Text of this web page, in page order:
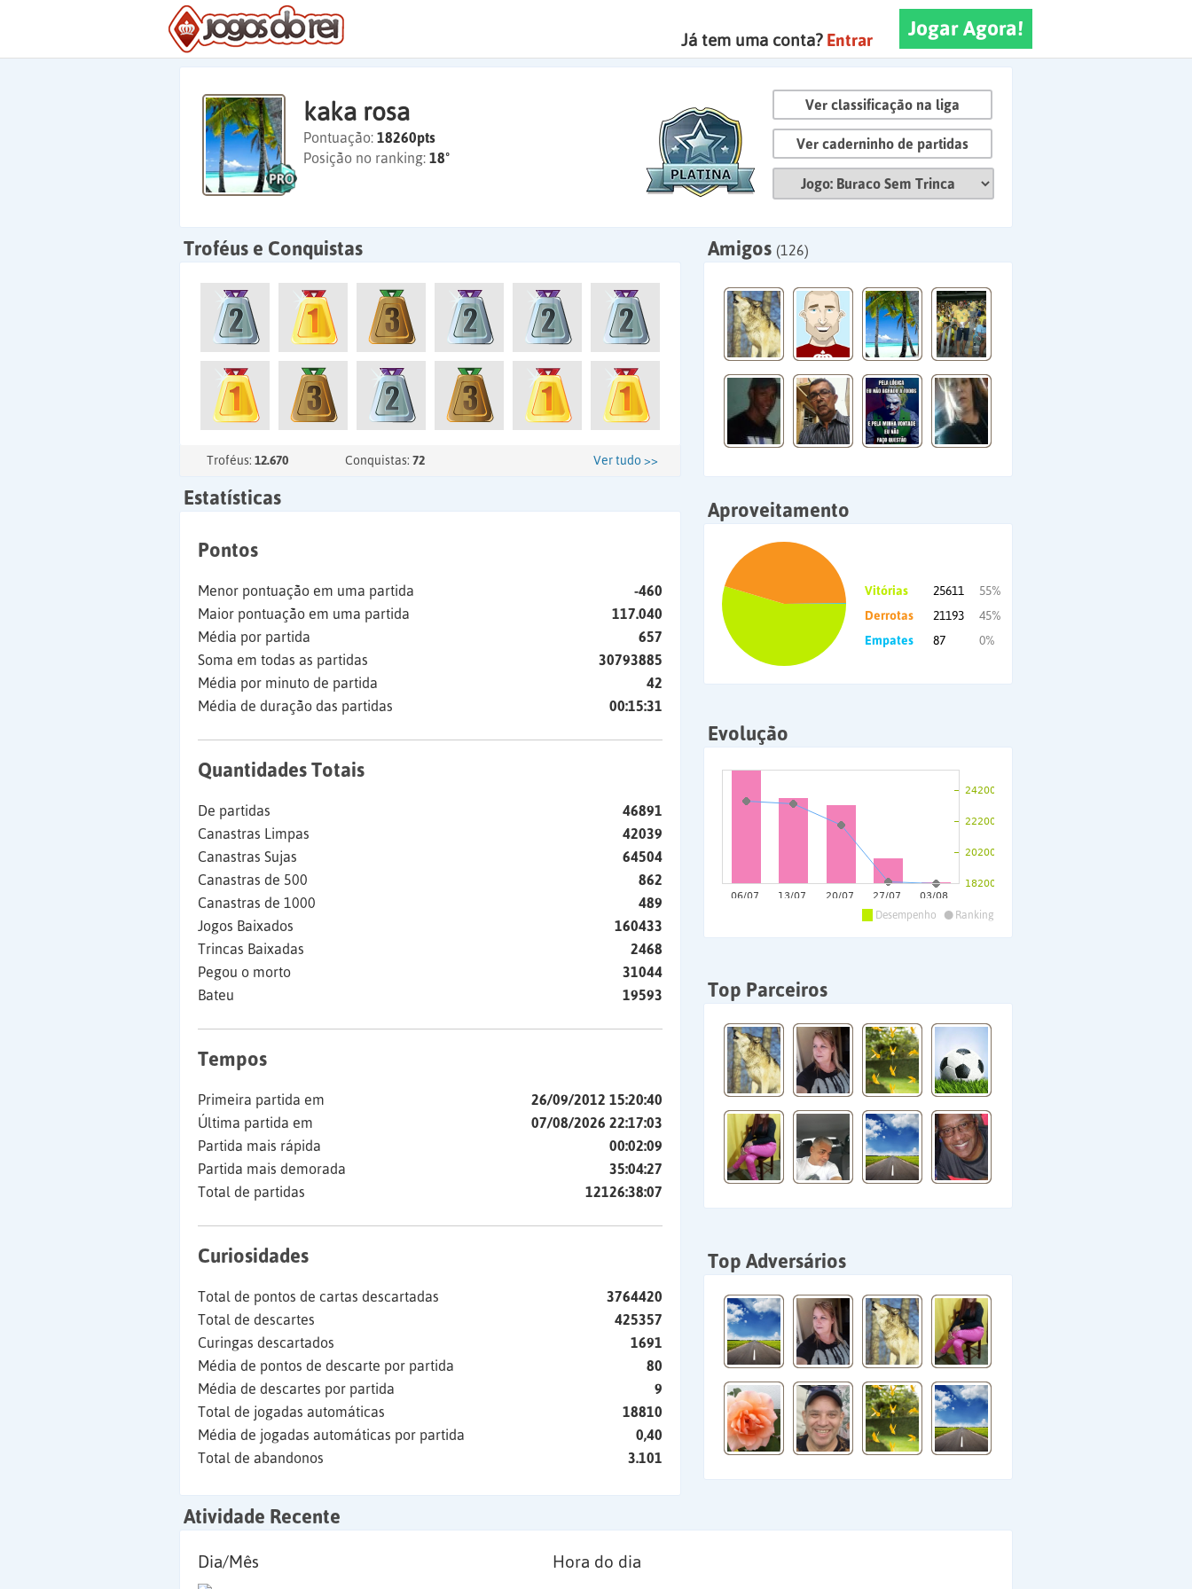
Jogar Agora!
Já tem uma conta? Entrar
kaka rosa
Pontuação: 18260pts
Posição no ranking: 18º
Ver classificação na liga
Ver caderninho de partidas
Troféus e Conquistas
Troféus: 12.670 Conquistas: 72 Ver tudo >>
Amigos (126)
Estatísticas
Pontos
Menor pontuação em uma partida
-460
Maior pontuação em uma partida
117.040
Média por partida
657
Soma em todas as partidas
30793885
Média por minuto de partida
42
Média de duração das partidas
00:15:31
Quantidades Totais
De partidas
46891
Canastras Limpas
42039
Canastras Sujas
64504
Canastras de 500
862
Canastras de 1000
489
Jogos Baixados
160433
Trincas Baixadas
2468
Pegou o morto
31044
Bateu
19593
Tempos
Primeira partida em
26/09/2012 15:20:40
Última partida em
07/08/2026 22:17:03
Partida mais rápida
00:02:09
Partida mais demorada
35:04:27
Total de partidas
12126:38:07
Curiosidades
Total de pontos de cartas descartadas
3764420
Total de descartes
425357
Curingas descartados
1691
Média de pontos de descarte por partida
80
Média de descartes por partida
9
Total de jogadas automáticas
18810
Média de jogadas automáticas por partida
0,40
Total de abandonos
3.101
Aproveitamento
Vitórias 25611
55%
Derrotas
21193
45%
Empates
87 0%
Evolução
Desempenho •
Ranking
Top Parceiros
Top Adversários
Atividade Recente
Dia/Mês Hora do dia